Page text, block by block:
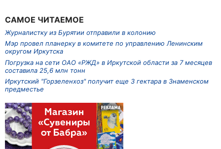
САМОЕ ЧИТАЕМОЕ
Журналистку из Бурятии отправили в колонию
Мэр провел планерку в комитете по управлению Ленинским
округом Иркутска
Погрузка на сети ОАО «РЖД» в Иркутской области за 7 месяцев
составила 25,6 млн тонн
Иркутский "Горзеленхоз" получит еще 3 гектара в Знаменском
предместье